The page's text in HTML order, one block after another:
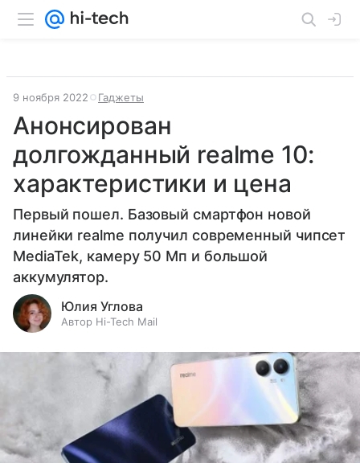
9 ноября 2022 Гаджеты
Анонсирован
долгожданный realme 10:
характеристики и цена
Первый пошел. Базовый смартфон новой
линейки realme получил современный чипсет
MediaTek, камеру 50 Мп и большой
аккумулятор.
Юлия Углова
Автор Hi-Tech Mail